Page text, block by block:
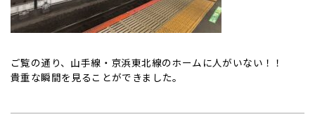
ご覧の通り、山手線・京浜東北線のホームに人がいない！！
貴重な瞬間を見ることができました。